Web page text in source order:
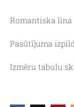
Romantiska
Pasūtījuma
Izmēru tabulu